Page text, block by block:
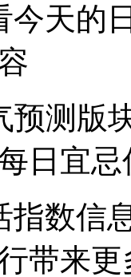
今天的
预测版
日宜忌
指数信
带来更